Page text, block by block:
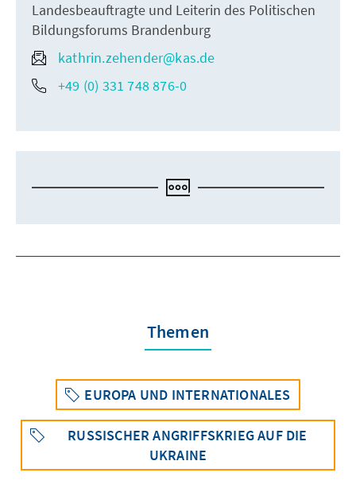
Landesbeauftragte und Leiterin des Politischen
Bildungsforums Brandenburg
kathrin.zehender@kas.de
+49 (0) 331 748 876-0
Themen
EUROPA UND INTERNATIONALES
RUSSISCHER ANGRIFFSKRIEG AUF DIE
UKRAINE